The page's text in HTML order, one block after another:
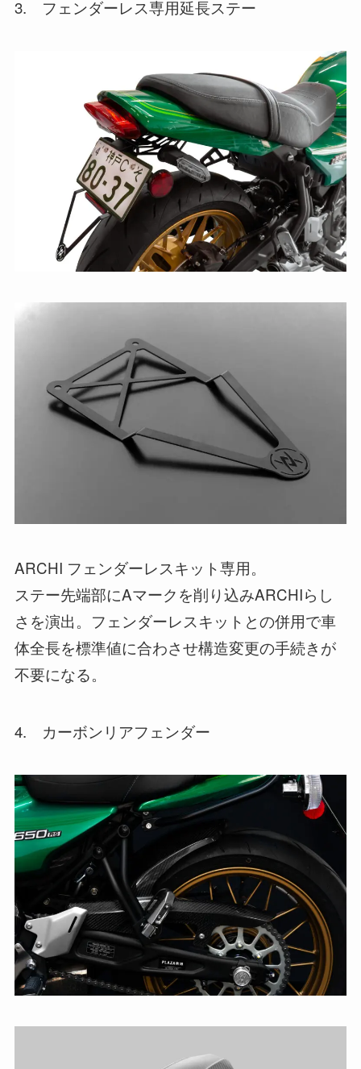
3. フェンダーレス専用延長ステー
ARCHI フェンダーレスキット専用。
ステー先端部にAマークを削り込みARCHIらし
さを演出。フェンダーレスキットとの併用で車
体全長を標準値に合わさせ構造変更の手続きが
不要になる。
4. カーボンリアフェンダー